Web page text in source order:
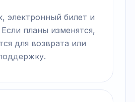
электронный билет и
планы изменятся,
для возврата или